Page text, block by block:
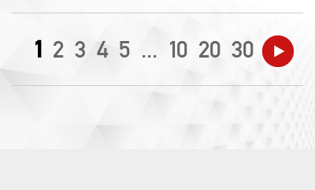
1 2 3 4 5 ... 10 20 30 ...